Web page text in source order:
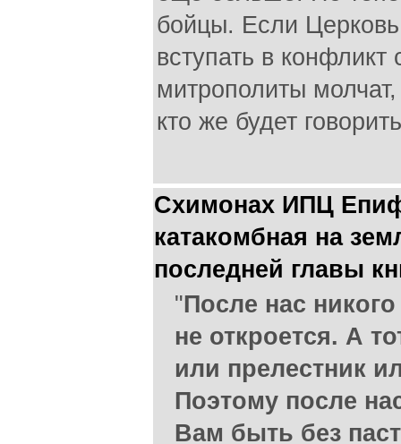
бойцы. Если
вступать в конфликт
митрополиты
кто же будет
Схимонах ИПЦ
катакомбная на
последней главы
"После нас
не откроется. А
или прелестник
Поэтому после
Вам быть без